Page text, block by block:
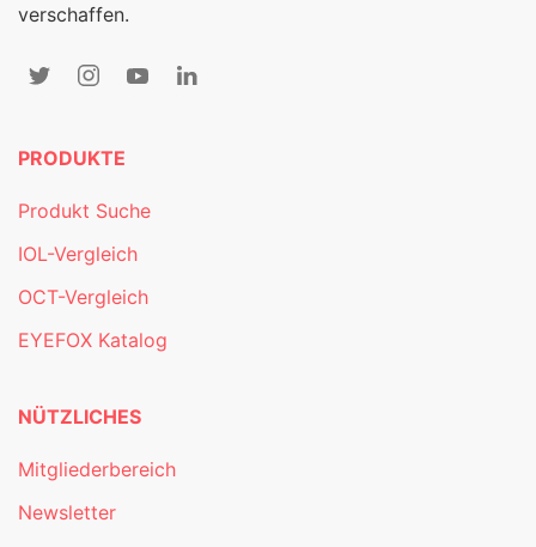
verschaffen.
PRODUKTE
Produkt Suche
IOL-Vergleich
OCT-Vergleich
EYEFOX Katalog
NÜTZLICHES
Mitgliederbereich
Newsletter